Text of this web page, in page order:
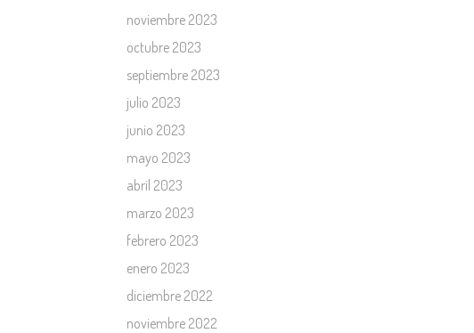
noviembre 2023
octubre 2023
septiembre 2023
julio 2023
junio 2023
mayo 2023
abril 2023
marzo 2023
febrero 2023
enero 2023
diciembre 2022
noviembre 2022